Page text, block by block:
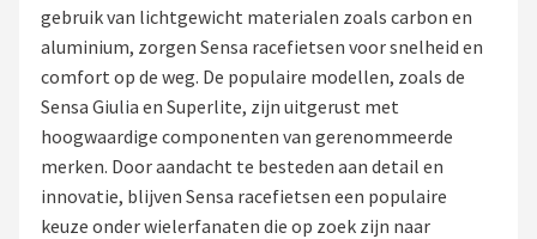
Stadsfietsen
Elektrische fietsen
Mountainbikes
Shop
gebruik van lichtgewicht materialen zoals carbon en
aluminium, zorgen Sensa racefietsen voor snelheid en
comfort op de weg. De populaire modellen, zoals de
Sensa Giulia en Superlite, zijn uitgerust met
hoogwaardige componenten van gerenommeerde
merken. Door aandacht te besteden aan detail en
innovatie, blijven Sensa racefietsen een populaire
keuze onder wielerfanaten die op zoek zijn naar